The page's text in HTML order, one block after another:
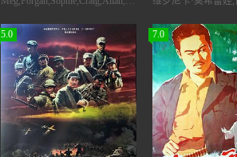
5.0 7.0